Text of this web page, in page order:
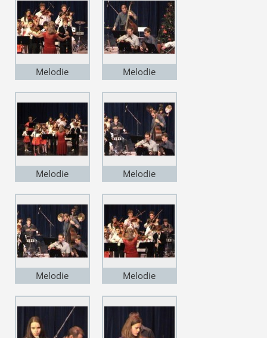
Melodie Melodie
Melodie Melodie
Melodie Melodie